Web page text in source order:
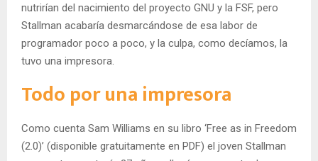
nutrirían del nacimiento del proyecto GNU y la FSF, pero
Stallman acabaría desmarcándose de esa labor de
programador poco a poco, y la culpa, como decíamos, la
tuvo una impresora.
Todo por una impresora
Como cuenta Sam Williams en su libro ‘Free as in Freedom
(2.0)’ (disponible gratuitamente en PDF) el joven Stallman